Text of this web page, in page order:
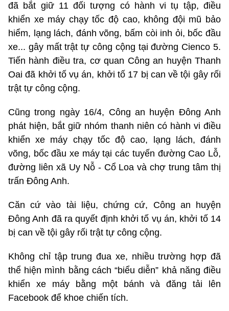
đã bắt giữ 11 đối tượng có hành vi tụ tập, điều
khiển xe máy chạy tốc độ cao, không đội mũ bảo
hiểm, lạng lách, đánh võng, bấm còi inh ỏi, bốc đầu
xe... gây mất trật tự công cộng tại đường Cienco 5.
Tiến hành điều tra, cơ quan Công an huyện Thanh
Oai đã khởi tố vụ án, khởi tố 17 bị can về tội gây rối
trật tự công cộng.
Cũng trong ngày 16/4, Công an huyện Đông Anh
phát hiện, bắt giữ nhóm thanh niên có hành vi điều
khiển xe máy chạy tốc độ cao, lạng lách, đánh
võng, bốc đầu xe máy tại các tuyến đường Cao Lỗ,
đường liên xã Uy Nỗ - Cổ Loa và chợ trung tâm thị
trấn Đông Anh.
Căn cứ vào tài liệu, chứng cứ, Công an huyện
Đông Anh đã ra quyết định khởi tố vụ án, khởi tố 14
bị can về tội gây rối trật tự công cộng.
Không chỉ tập trung đua xe, nhiều trường hợp đã
thể hiện mình bằng cách “biểu diễn” khả năng điều
khiển xe máy bằng một bánh và đăng tải lên
Facebook để khoe chiến tích.